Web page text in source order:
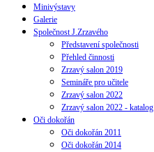
Minivýstavy
Galerie
Společnost J.Zrzavého
Představení společnosti
Přehled činnosti
Zrzavý salon 2019
Semináře pro učitele
Zrzavý salon 2022
Zrzavý salon 2022 - katalog
Oči dokořán
Oči dokořán 2011
Oči dokořán 2014